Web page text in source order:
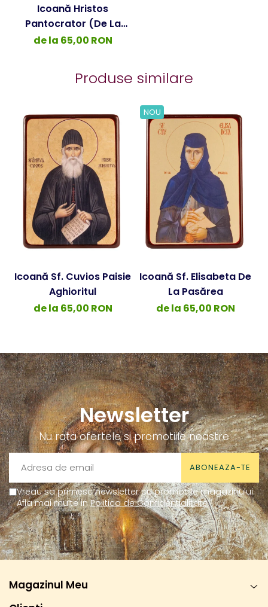
Icoană Hristos
Pantocrator (de La
Aghia Sofia)
de la 65,00 RON
Produse similare
Icoană Sf. Cuvios Paisie
Aghioritul
de la 65,00 RON
NOU
Icoană Sf. Elisabeta De
La Pasărea
de la 65,00 RON
Newsletter
Nu rata ofertele si promotiile noastre
Vreau sa primesc newsletter cu promotiile magazinului.
Afla mai multe inPolitica de Confidentialitate
Magazinul Meu